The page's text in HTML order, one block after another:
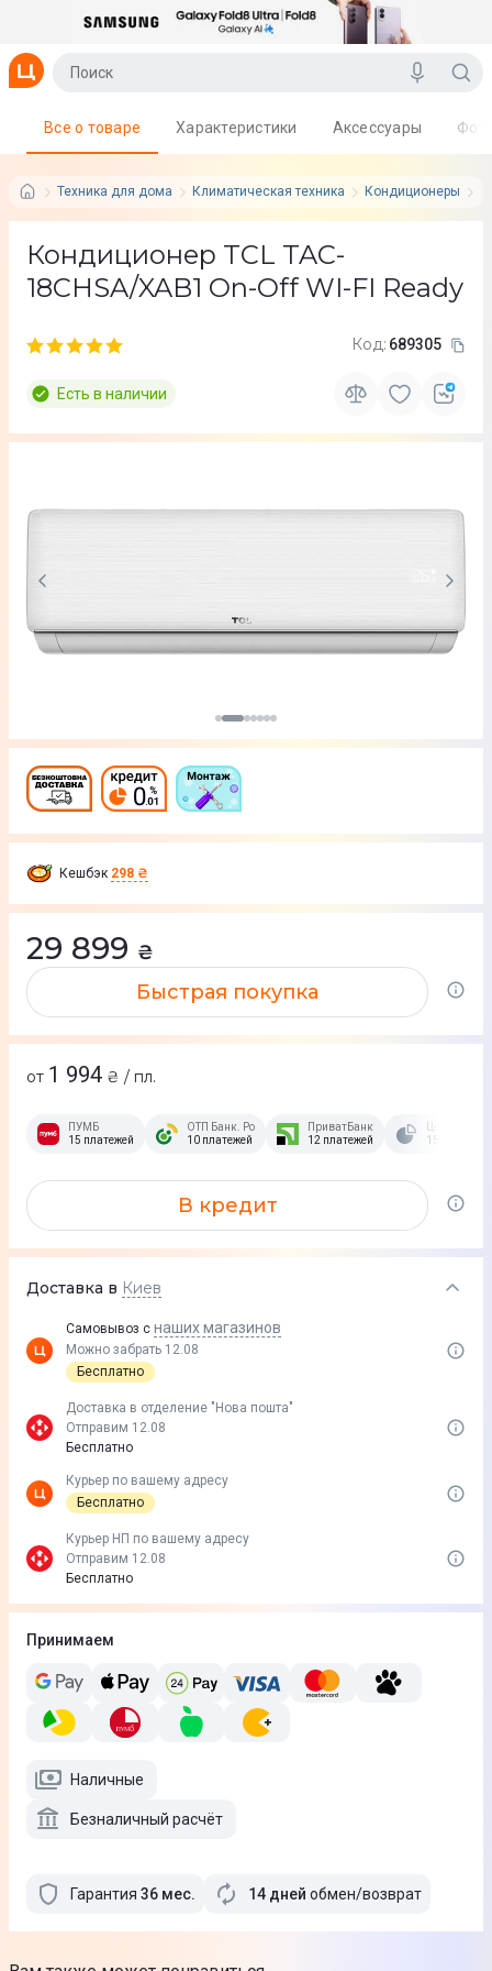
Техника для дома Климатическая техника Кондиционеры
Все о товаре Характеристики Аксессуары
Кондиционер TCL TAC-
18CHSA/XAB1 On-Off WI-FI Ready
Код: 689305
Есть в наличии
Кешбэк 298 ₴
29 899 ₴
Быстрая покупка
от 1 994 ₴ / пл.
ПУМБ
15 платежей
ОТП Банк. Розстрочка Скибочка.
10 платежей
ПриватБанк
12 платежей
15 платежей
В кредит
Доставка в Киев
Самовывоз с наших магазинов
Можно забрать 12.08
Бесплатно
Доставка в отделение "Нова пошта"
Отправим 12.08
Бесплатно
Курьер по вашему адресу
Бесплатно
Курьер НП по вашему адресу
Отправим 12.08
Бесплатно
Принимаем
Наличные
Безналичный расчёт
Гарантия 36 мес. 14 дней обмен/возврат